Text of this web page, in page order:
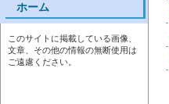
ホーム
このサイトに掲載している画像、
文章、その他の情報の無断使用は
ご遠慮ください。